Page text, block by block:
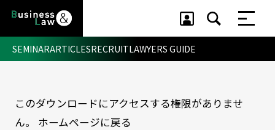
セミナー ・ 記事
セミナー
SEMINARARTICLESRECRUITLAWYERS GUIDE
このダウンロードにアクセスする権限がありませ
ん。 ホームページに戻る